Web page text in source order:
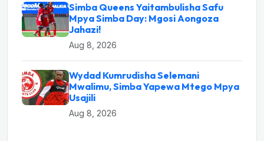
Simba Queens Yaitambulisha Safu
Mpya Simba Day: Mgosi Aongoza
Jahazi!
Aug 8, 2026
Wydad Kumrudisha Selemani
Mwalimu, Simba Yapewa Mtego Mpya
Usajili
Aug 8, 2026